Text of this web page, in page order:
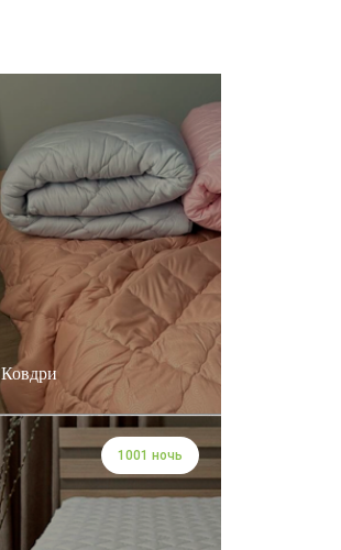
Ковдри
1001 ночь